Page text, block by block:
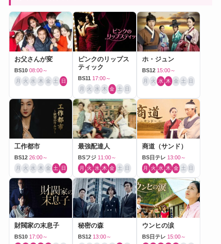
お父さんが変
BS10 08:00～
月 火 水 木 金 土 日
ピンクのリップス
ティック
BS11 17:00～
月 火 水 木 金 土 日
ホ・ジュン
BS12 15:00～
月 火 水 木 金 土 日
工作都市
BS12 26:00～
月 火 水 木 金 土 日
最強配達人
BSフジ 11:00～
月 火 水 木 金 土 日
商道（サンド）
BS日テレ 13:00～
月 火 水 木 金 土 日
財閥家の末息子
BS10 17:00～
秘密の森
BS12 13:00～
ウンヒの涙
BS日テレ 15:00～